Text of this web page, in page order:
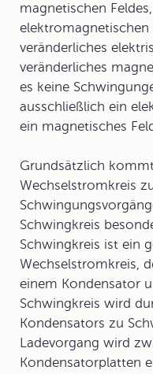
magnetischen
veränderliches
veränderliches
es keine
ausschließlich ein
ein magnetisches
Grundsätzlich
Wechselstromkreis
Schwingkreis
Schwingkreis ist ein
Wechselstromkreis,
einem Kondensator
Schwingkreis wird
Kondensators zu
Ladevorgang wird
Kondensatorplatten